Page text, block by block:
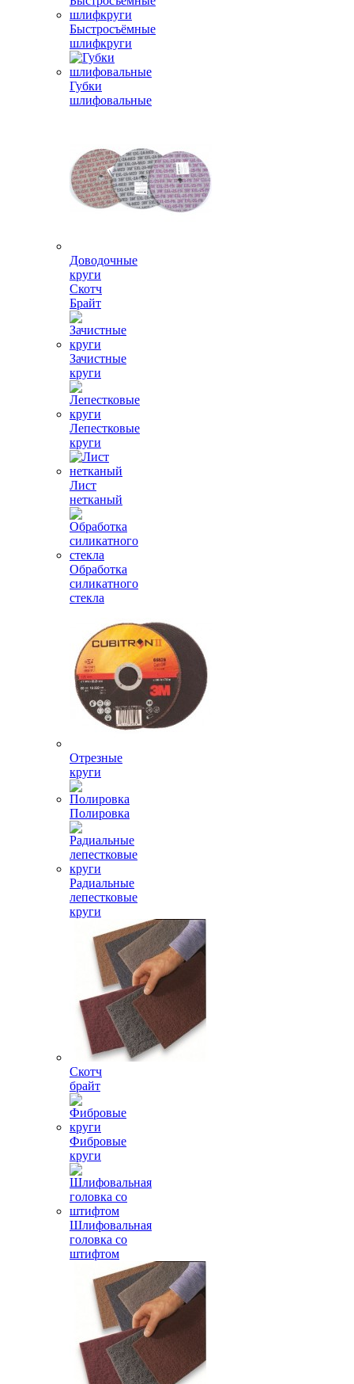
Быстросъёмные
шлифкруги
Губки
шлифовальные
Доводочные
круги
Скотч
Брайт
Зачистные
круги
Лепестковые
круги
Лист
нетканый
Обработка
силикатного
стекла
Отрезные
круги
Полировка
Радиальные
лепестковые
круги
Скотч
брайт
Фибровые
круги
Шлифовальная
головка со
штифтом